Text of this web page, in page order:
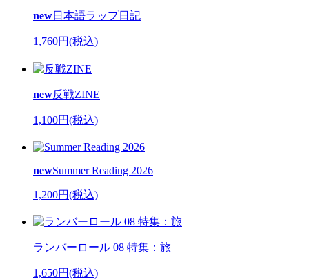
new日本語ラップ日記
1,760円(税込)
new反戦ZINE
1,100円(税込)
newSummer Reading 2026
1,200円(税込)
ランバーロール 08 特集：旅
1,650円(税込)